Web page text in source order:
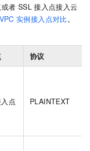
者 SSL 接入点接入云
VPC 实例接入点对比。
协议
点 PLAINTEXT